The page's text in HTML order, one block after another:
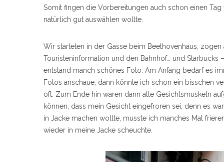
Somit fingen die Vorbereitungen auch schon einen
natürlich gut auswählen wollte.
Wir starteten in der Gasse beim Beethovenhaus,
Touristeninformation und den Bahnhof… und
entstand manch schönes Foto. Am Anfang bedarf es
Fotos anschaue, dann könnte ich schon ein bisschen
oft. Zum Ende hin waren dann alle Gesichtsmuskeln
können, dass mein Gesicht eingefroren sei, denn es
in Jacke machen wollte, musste ich manches Mal
wieder in meine Jacke scheuchte.